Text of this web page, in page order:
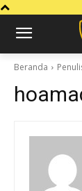
Beranda